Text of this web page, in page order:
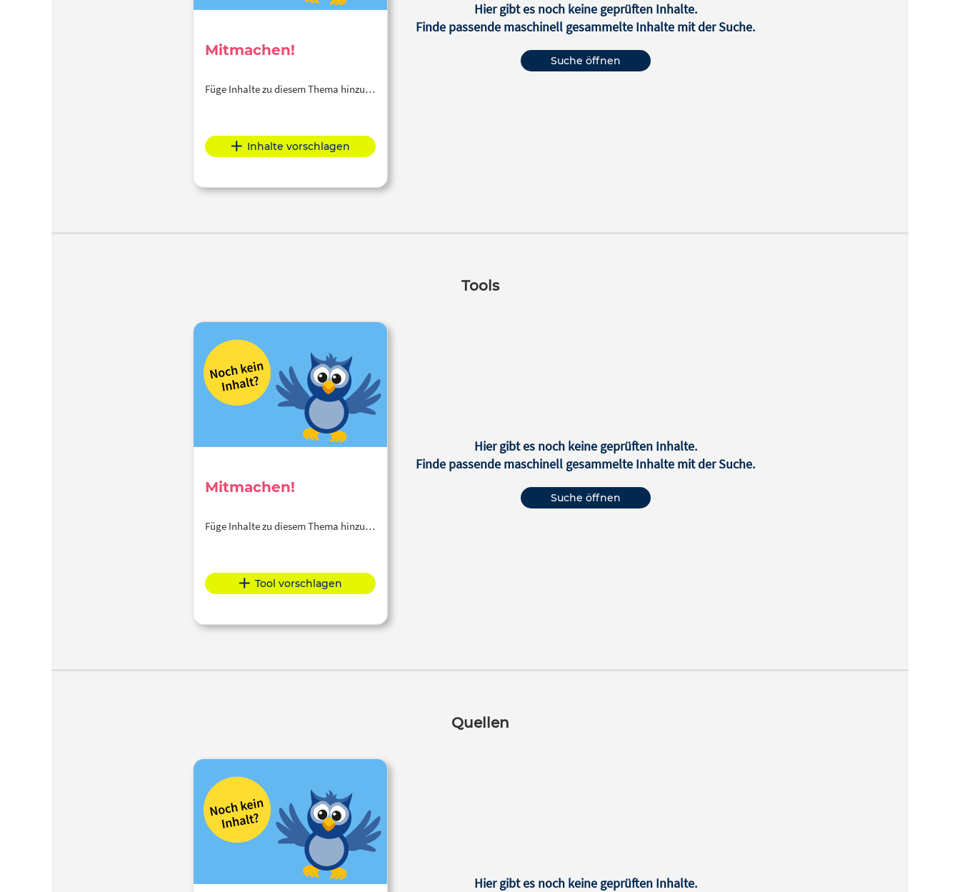
Mitmachen!
Füge Inhalte zu diesem Thema hinzu…
Inhalte vorschlagen
Hier gibt es noch keine geprüften Inhalte.
Finde passende maschinell gesammelte Inhalte mit der Suche.
Suche öffnen
Tools
Mitmachen!
Füge Inhalte zu diesem Thema hinzu…
Tool vorschlagen
Hier gibt es noch keine geprüften Inhalte.
Finde passende maschinell gesammelte Inhalte mit der Suche.
Suche öffnen
Quellen
Hier gibt es noch keine geprüften Inhalte.